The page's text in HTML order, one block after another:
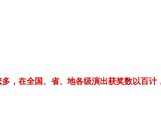
在全国、省、地各级演出获奖数以百计